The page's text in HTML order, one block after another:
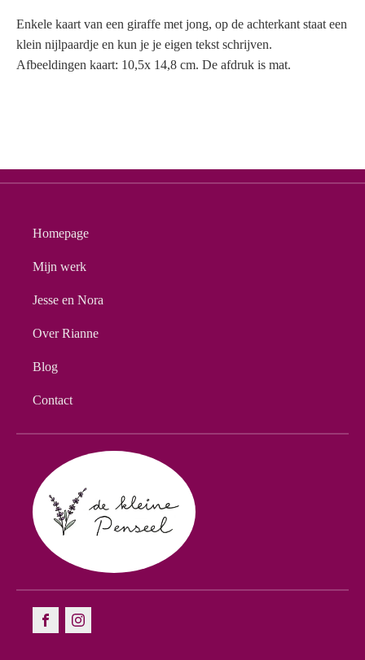
Enkele kaart van een giraffe met jong, op de achterkant staat een
klein nijlpaardje en kun je je eigen tekst schrijven.
Afbeeldingen kaart: 10,5x 14,8 cm. De afdruk is mat.
Homepage
Mijn werk
Jesse en Nora
Over Rianne
Blog
Contact